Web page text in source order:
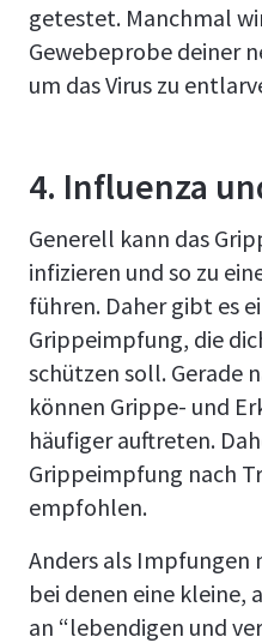
getestet. Manchmal
Gewebeprobe deiner
um das Virus zu
4. Influenza
Generell kann das
infizieren und so zu
führen. Daher gibt es
Grippeimpfung, die
schützen soll. Gerade
können Grippe- und
häufiger auftreten.
Grippeimpfung nach
empfohlen.
Anders als
bei denen eine kleine,
an “lebendigen und